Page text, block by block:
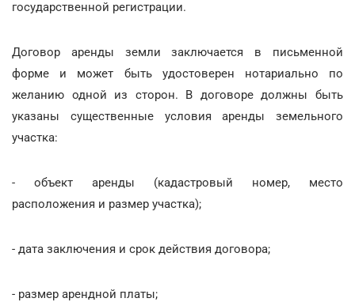
государственной регистрации.
Договор аренды земли заключается в письменной
форме и может быть удостоверен нотариально по
желанию одной из сторон. В договоре должны быть
указаны существенные условия аренды земельного
участка:
- объект аренды (кадастровый номер, место
расположения и размер участка);
- дата заключения и срок действия договора;
- размер арендной платы;